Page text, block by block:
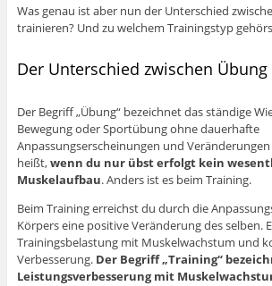
Was genau ist aber nun der Unterschied
trainieren? Und zu welchem Trainingstyp
Der Unterschied zwischen
Der Begriff „Übung“ bezeichnet das ständige
Bewegung oder Sportübung ohne dauerhafte
Anpassungserscheinungen und Veränderungen
heißt,wenn du nur übst erfolgt kein
Muskelaufbau. Anders ist es beim Training.
Beim Training erreichst du durch die
Körpers eine positive Veränderung des selben.
Trainingsbelastung mit Muskelwachstum und
Verbesserung. Der Begriff „Training“
Leistungsverbesserung mit